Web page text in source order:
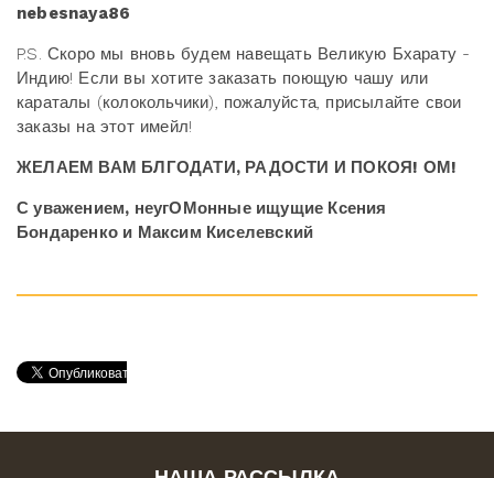
nebesnaya86
P.S. Скоро мы вновь будем навещать Великую Бхарату -
Индию! Если вы хотите заказать поющую чашу или
караталы (колокольчики), пожалуйста, присылайте свои
заказы на этот имейл!
ЖЕЛАЕМ ВАМ БЛГОДАТИ, РАДОСТИ И ПОКОЯ! ОМ!
С уважением, неугОМонные ищущие Ксения
Бондаренко и Максим Киселевский